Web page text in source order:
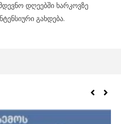
დღეებში ხარკოვზე
გახდება.